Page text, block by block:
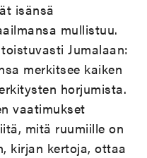
isänsä
mullistuu.
Jumalaan:
merkitsee kaiken
horjumista.
vaatimukset
mitä ruumiille on
kirjan kertoja, ottaa